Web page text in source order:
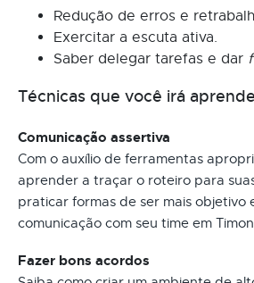
Redução de erros e
Exercitar a escuta ativa.
Saber delegar tarefas e dar
Técnicas que você irá
Comunicação assertiva
Com o auxílio de ferramentas
aprender a traçar o roteiro para
praticar formas de ser mais objetivo
comunicação com seu time em
Fazer bons acordos